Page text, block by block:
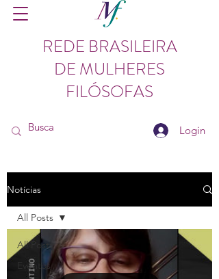
REDE BRASILEIRA
DE MULHERES
FILÓSOFAS
Login
Notícias
All Posts
Eventos
All Posts